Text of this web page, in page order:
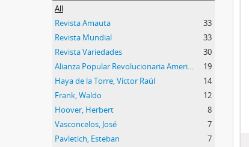
All
Revista Amauta
33
Revista Mundial
33
Revista Variedades
30
Alianza Popular Revolucionaria Americana (APRA)
19
Haya de la Torre, Víctor Raúl
14
Frank, Waldo
12
Hoover, Herbert
8
Vasconcelos, José
7
Pavletich, Esteban
7